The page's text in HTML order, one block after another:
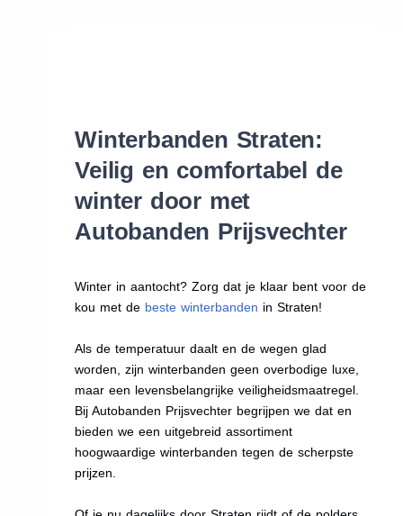
Winterbanden Straten:
Veilig en comfortabel de
winter door met
Autobanden Prijsvechter
Winter in aantocht? Zorg dat je klaar bent voor de
kou met de beste winterbanden in Straten!
Als de temperatuur daalt en de wegen glad
worden, zijn winterbanden geen overbodige luxe,
maar een levensbelangrijke veiligheidsmaatregel.
Bij Autobanden Prijsvechter begrijpen we dat en
bieden we een uitgebreid assortiment
hoogwaardige winterbanden tegen de scherpste
prijzen.